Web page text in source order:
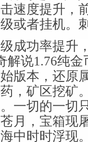
速度提升，
或者挂机。
成功率提升
解说1.76纯
版本，还原
，矿区挖矿
一切的一切
月，宝箱现
中时时浮现。